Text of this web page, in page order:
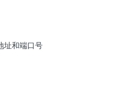
址和端口号